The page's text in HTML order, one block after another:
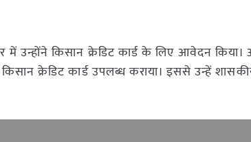
उन्होंने किसान क्रेडिट कार्ड के लिए आवेदन किया।
क्रेडिट कार्ड उपलब्ध कराया। इससे उन्हें